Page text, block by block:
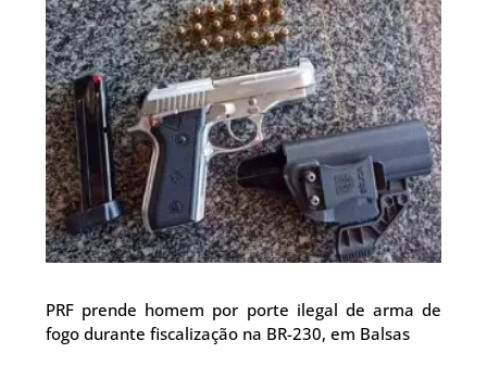
PRF prende homem por porte ilegal de arma de
fogo durante fiscalização na BR-230, em Balsas